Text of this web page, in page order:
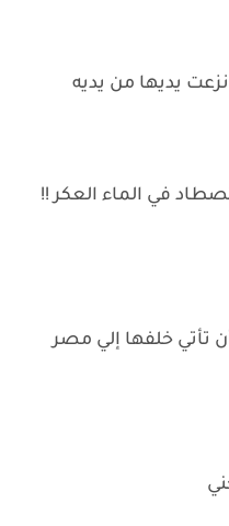
يديها من يديه
في الماء العكر !!
تأتي خلفها إلي مصر